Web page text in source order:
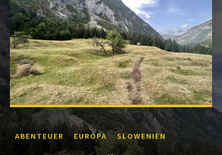
ABENTEUER EUROPA SLOWENIEN